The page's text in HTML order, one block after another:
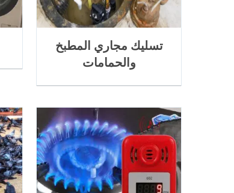
تسليك مجاري المطبخ
والحمامات